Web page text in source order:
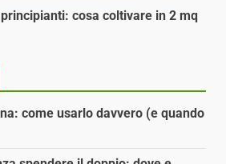
cosa coltivare in 2 mq
come usarlo davvero (e quando